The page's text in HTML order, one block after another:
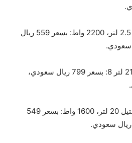
مكنسة كهربائية بدون كيس 2.5 لتر، 2200 واط: بسعر 559 ريال
مكنسة برميلية 2300 وات 21 لتر 8: بسعر 799 ريال سعودي،
مكنسة كهربائية ستانلس ستيل 20 لتر، 1600 واط: بسعر 549